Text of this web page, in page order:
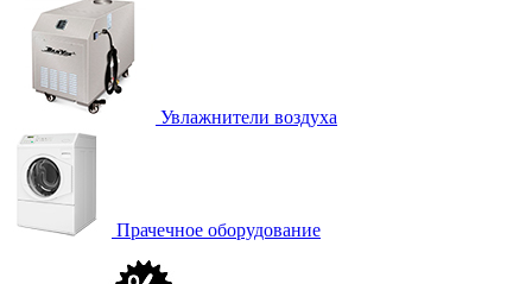
Увлажнители воздуха
Прачечное оборудование